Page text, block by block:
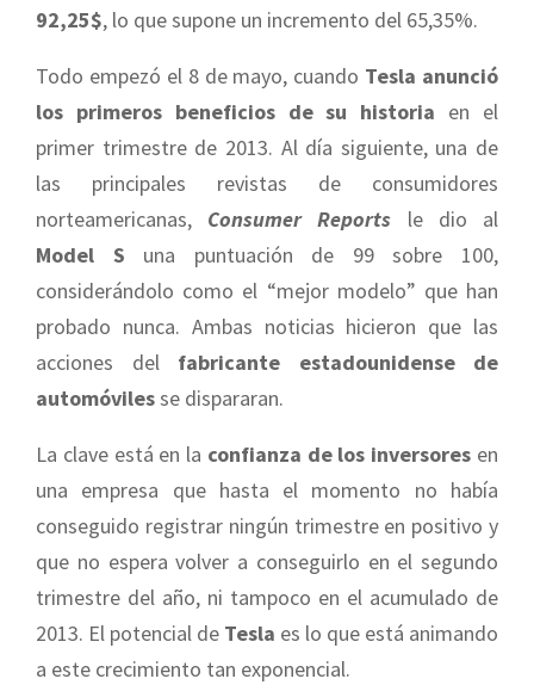
92,25$, lo que supone un incremento del 65,35%.
Todo empezó el 8 de mayo, cuando Tesla anunció
los primeros beneficios de su historia en el
primer trimestre de 2013. Al día siguiente, una de
las principales revistas de consumidores
norteamericanas, Consumer Reports le dio al
Model S una puntuación de 99 sobre 100,
considerándolo como el “mejor modelo” que han
probado nunca. Ambas noticias hicieron que las
acciones del fabricante estadounidense de
automóvilesse dispararan.
La clave está en la confianza de los inversores en
una empresa que hasta el momento no había
conseguido registrar ningún trimestre en positivo y
que no espera volver a conseguirlo en el segundo
trimestre del año, ni tampoco en el acumulado de
2013. El potencial de Tesla es lo que está animando
a este crecimiento tan exponencial.